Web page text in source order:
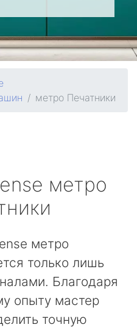
метро Печатники
метро
метро
только лишь
Благодаря
опыту мастер
точную